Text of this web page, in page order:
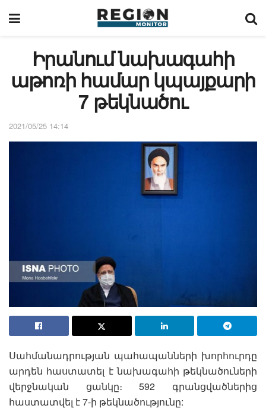
Իրանում նախագահի
աթոռի համար կպայքարի
7 թեկնածու
2021/05/25 14:14
Սահմանադրության պահապանների խորհուրդը
արդեն հաստատել է նախագահի թեկնածուների
վերջնական ցանկը։ 592 գրանցվածներից
հաստատվել է 7-ի թեկնածությունը: